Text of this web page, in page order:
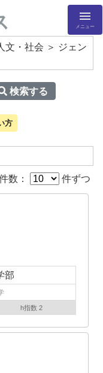
メニュー
文・社会 ＞ ジェン
検索する
方
数： 件ずつ
部
h指数 2